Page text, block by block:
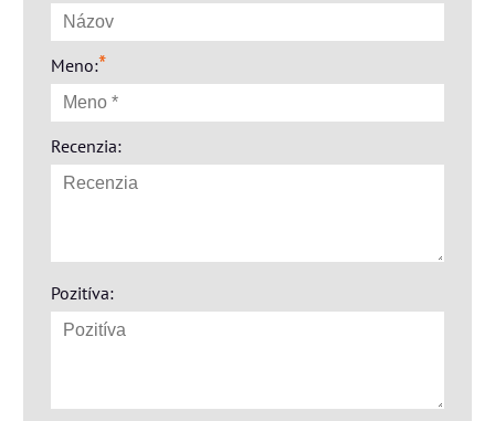
Meno:*
Recenzia:
Pozitíva: